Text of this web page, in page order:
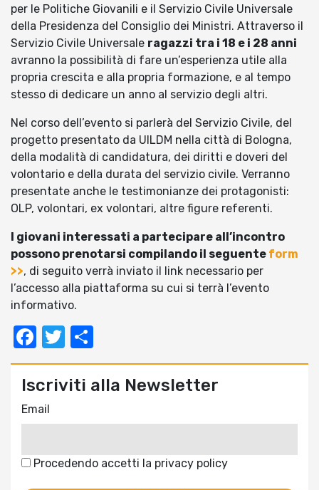
per le Politiche Giovanili e il Servizio Civile Universale
della Presidenza del Consiglio dei Ministri. Attraverso il
Servizio Civile Universale ragazzi tra i 18 e i 28 anni
avranno la possibilità di fare un’esperienza utile alla
propria crescita e alla propria formazione, e al tempo
stesso di dedicare un anno al servizio degli altri.
Nel corso dell’evento si parlerà del Servizio Civile, del
progetto presentato da UILDM nella città di Bologna,
della modalità di candidatura, dei diritti e doveri del
volontario e della durata del servizio civile. Verranno
presentate anche le testimonianze dei protagonisti:
OLP, volontari, ex volontari, altre figure referenti.
I giovani interessati a partecipare all’incontro
possono prenotarsi compilando il seguente form
>>, di seguito verrà inviato il link necessario per
l’accesso alla piattaforma su cui si terrà l’evento
informativo.
Facebook
Twitter
Iscriviti alla Newsletter
Email
Procedendo accetti la privacy policy